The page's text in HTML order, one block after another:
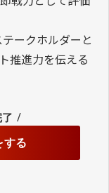
ークホルダーと
推進力を伝える
/
する